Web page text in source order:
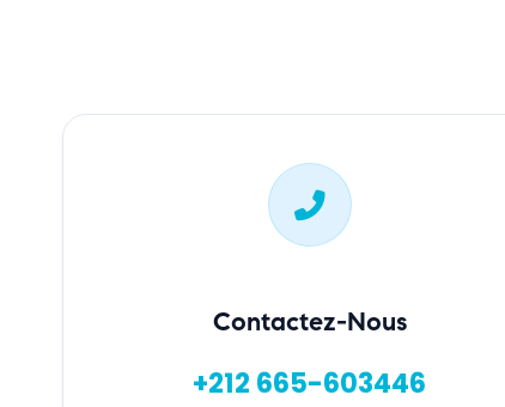
Contactez-Nous
+212 665-603446